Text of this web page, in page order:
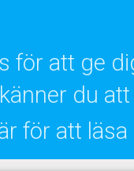
för att ge
du
för att